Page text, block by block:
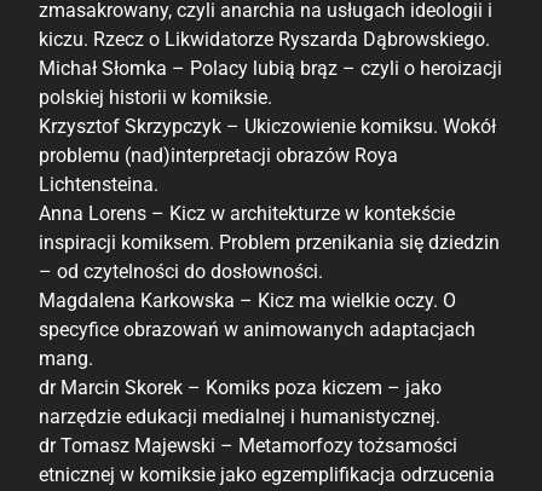
zmasakrowany, czyli anarchia na usługach ideologii i
kiczu. Rzecz o Likwidatorze Ryszarda Dąbrowskiego.
Michał Słomka – Polacy lubią brąz – czyli o heroizacji
polskiej historii w komiksie.
Krzysztof Skrzypczyk – Ukiczowienie komiksu. Wokół
problemu (nad)interpretacji obrazów Roya
Lichtensteina.
Anna Lorens – Kicz w architekturze w kontekście
inspiracji komiksem. Problem przenikania się dziedzin
– od czytelności do dosłowności.
Magdalena Karkowska – Kicz ma wielkie oczy. O
specyfice obrazowań w animowanych adaptacjach
mang.
dr Marcin Skorek – Komiks poza kiczem – jako
narzędzie edukacji medialnej i humanistycznej.
dr Tomasz Majewski – Metamorfozy tożsamości
etnicznej w komiksie jako egzemplifikacja odrzucenia